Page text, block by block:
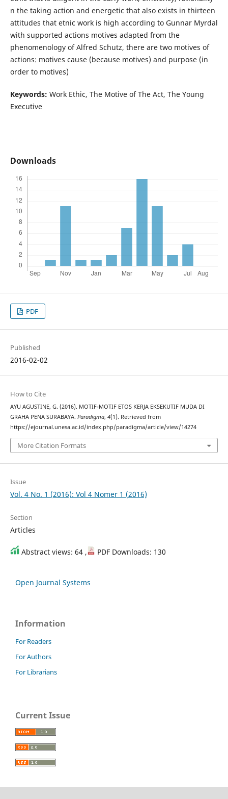
n the taking action and energetic that also exists in thirteen
attitudes that etnic work is high according to Gunnar Myrdal
with supported actions motives adapted from the
phenomenology of Alfred Schutz, there are two motives of
actions: motives cause (because motives) and purpose (in
order to motives)
Keywords: Work Ethic, The Motive of The Act, The Young
Executive
Downloads
PDF
Published
2016-02-02
How to Cite
AYU AGUSTINE, G. (2016). MOTIF-MOTIF ETOS KERJA EKSEKUTIF MUDA DI
GRAHA PENA SURABAYA. Paradigma, 4(1). Retrieved from
https://ejournal.unesa.ac.id/index.php/paradigma/article/view/14274
More Citation Formats
Issue
Vol. 4 No. 1 (2016): Vol 4 Nomer 1 (2016)
Section
Articles
Abstract views: 64 , PDF Downloads: 130
Open Journal Systems
Information
For Readers
For Authors
For Librarians
Current Issue